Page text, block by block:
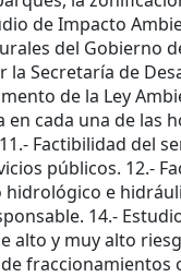
de Impacto
del Gobierno
Secretaría de
de la Ley
en cada una de
Factibilidad
públicos. 12.-
e
14.-
y muy alto